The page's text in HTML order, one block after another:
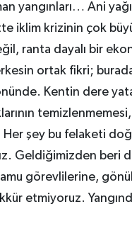
yangınları… Ani
iklim krizinin çok
ranta dayalı bir
ortak fikri;
Kentin dere
Her şey bu felaketi
Geldiğimizden beri
görevlilerine,
etmiyoruz.